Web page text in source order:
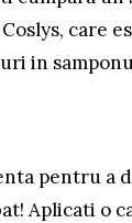
care
in
pentru a
Aplicati o